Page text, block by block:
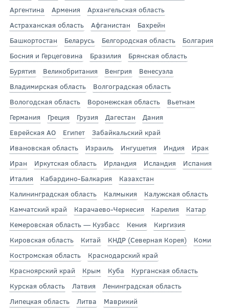
Аргентина
Армения
Архангельская область
Астраханская область
Афганистан
Бахрейн
Башкортостан
Беларусь Белгородская область
Болгария
Босния и Герцеговина
Бразилия
Брянская область
Бурятия
Великобритания Венгрия
Венесуэла
Владимирская область
Волгоградская область
Вологодская область
Воронежская область
Вьетнам
Германия
Греция Грузия Дагестан
Дания
Еврейская АО
Египет
Забайкальский край
Ивановская область
Израиль Ингушетия Индия
Ирак
Иран
Иркутская область Ирландия Исландия
Испания
Италия
Кабардино-Балкария
Казахстан
Калининградская область
Калмыкия
Калужская область
Камчатский край
Карачаево-Черкесия Карелия
Катар
Кемеровская область — Кузбасс
Кения
Киргизия
Кировская область
Китай КНДР (Северная Корея)
Коми
Костромская область
Краснодарский край
Красноярский край
Крым Куба
Курганская область
Курская область
Латвия
Ленинградская область
Липецкая область
Литва Маврикий